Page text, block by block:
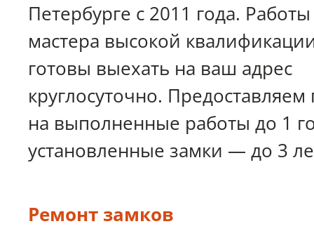
Петербурге с 2011 года.
мастера высокой
готовы выехать на ваш адрес
круглосуточно.
на выполненные работы до 1
установленные замки — до 3
Ремонт замков